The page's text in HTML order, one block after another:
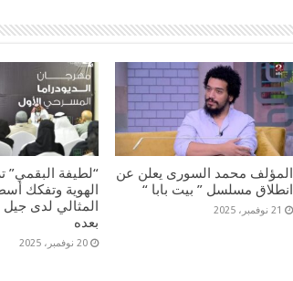
المؤلف محمد السورى يعلن عن
انطلاق مسلسل ” بيت بابا “
21 نوفمبر، 2025
“لطيفة البقمي”
الهوية وتفكك
المثالي لدى جيل
بعده
20 نوفمبر، 2025